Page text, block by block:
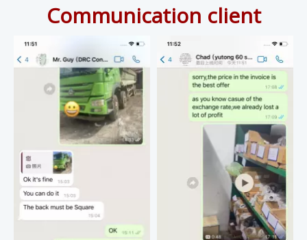
Communication client